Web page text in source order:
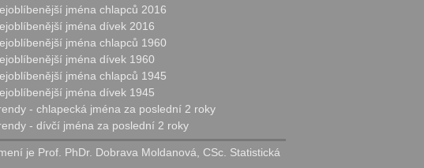
jména chlapců 2016
jména dívek 2016
jména chlapců 1960
jména dívek 1960
jména chlapců 1945
jména dívek 1945
- chlapecká jména za poslední 2 roky
- dívčí jména za poslední 2 roky
je Prof. PhDr. Dobrava Moldanová, CSc. Statistická